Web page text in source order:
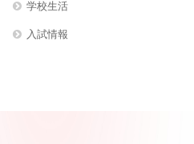
学校生活
入試情報